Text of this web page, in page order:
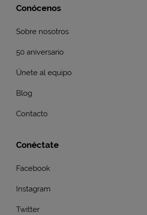
Conócenos
Sobre nosotros
50 aniversario
Únete al equipo
Blog
Contacto
Conéctate
Facebook
Instagram
Twitter